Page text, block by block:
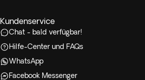
Kundenservice
Chat - bald verfügbar!
Hilfe-Center und FAQs
WhatsApp
Facebook Messenger